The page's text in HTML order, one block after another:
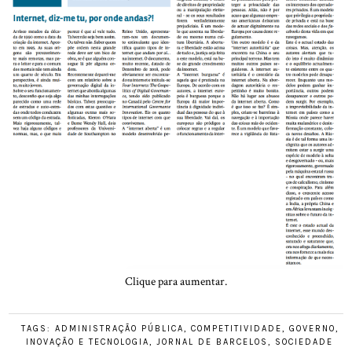
Clique para aumentar.
TAGS: ADMINISTRAÇÃO PÚBLICA, COMPETITIVIDADE, GOVERNO,
INOVAÇÃO E TECNOLOGIA, JORNAL DE BARCELOS, SOCIEDADE